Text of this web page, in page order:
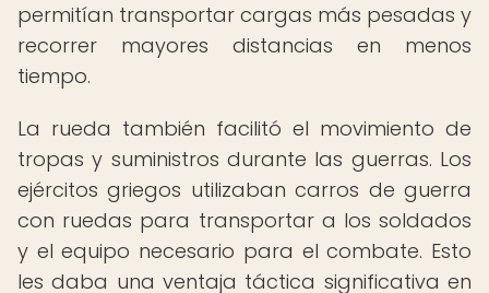
permitían transportar cargas más pesadas y
recorrer mayores distancias en menos
tiempo.
La rueda también facilitó el movimiento de
tropas y suministros durante las guerras. Los
ejércitos griegos utilizaban carros de guerra
con ruedas para transportar a los soldados
y el equipo necesario para el combate. Esto
les daba una ventaja táctica significativa en